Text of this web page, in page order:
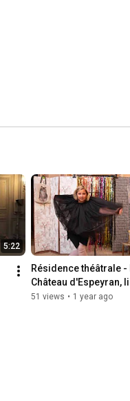
5:22
Résidence théâtrale -
Château d'Espeyran,
d'accueil et de respect
51 views • 1 year ago